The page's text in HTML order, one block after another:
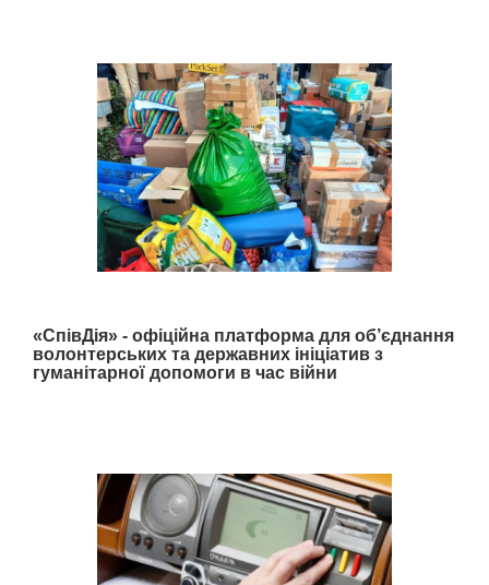
«СпівДія» - офіційна платформа для об’єднання
волонтерських та державних ініціатив з
гуманітарної допомоги в час війни